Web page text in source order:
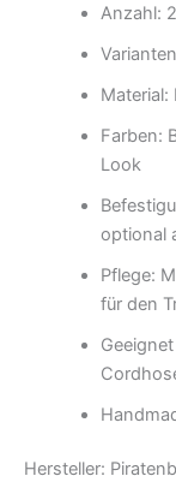
Anzahl:
Material:
Farben:
Look
optional
Pflege:
für den
Hersteller: